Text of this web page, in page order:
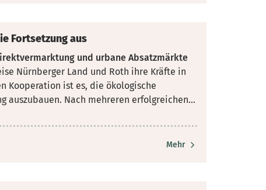
Fortsetzung aus
und urbane Absatzmärkte
Nürnberger Land und Roth ihre Kräfte in
Kooperation ist es, die ökologische
auszubauen. Nach mehreren erfolgreichen...
Mehr